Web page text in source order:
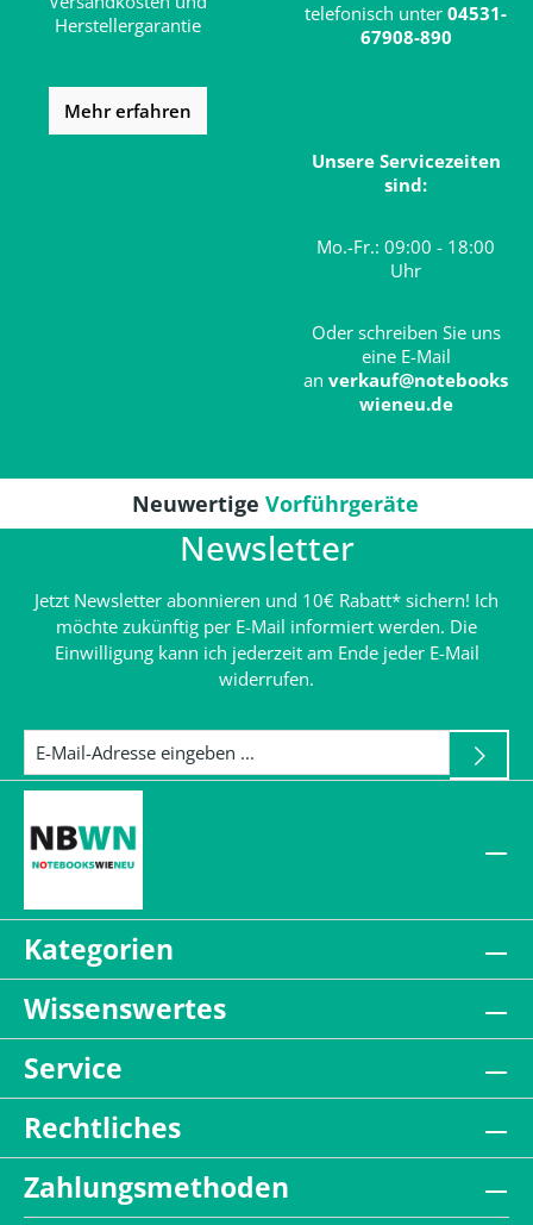
Herstellergarantie
Mehr erfahren
telefonisch unter 04531-
67908-890
Unsere Servicezeiten
sind:
Mo.-Fr.: 09:00 - 18:00
Uhr
Oder schreiben Sie uns
eine E-Mail
an verkauf@notebooks
wieneu.de
Neuwertige Vorführgeräte
Newsletter
Jetzt Newsletter abonnieren und 10€ Rabatt* sichern! Ich
möchte zukünftig per E-Mail informiert werden. Die
Einwilligung kann ich jederzeit am Ende jeder E-Mail
widerrufen.
Kategorien
Wissenswertes
Service
Rechtliches
Zahlungsmethoden